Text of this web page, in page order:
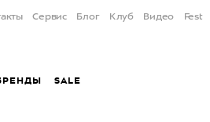
Сервис Блог Клуб Видео Fest
SALE